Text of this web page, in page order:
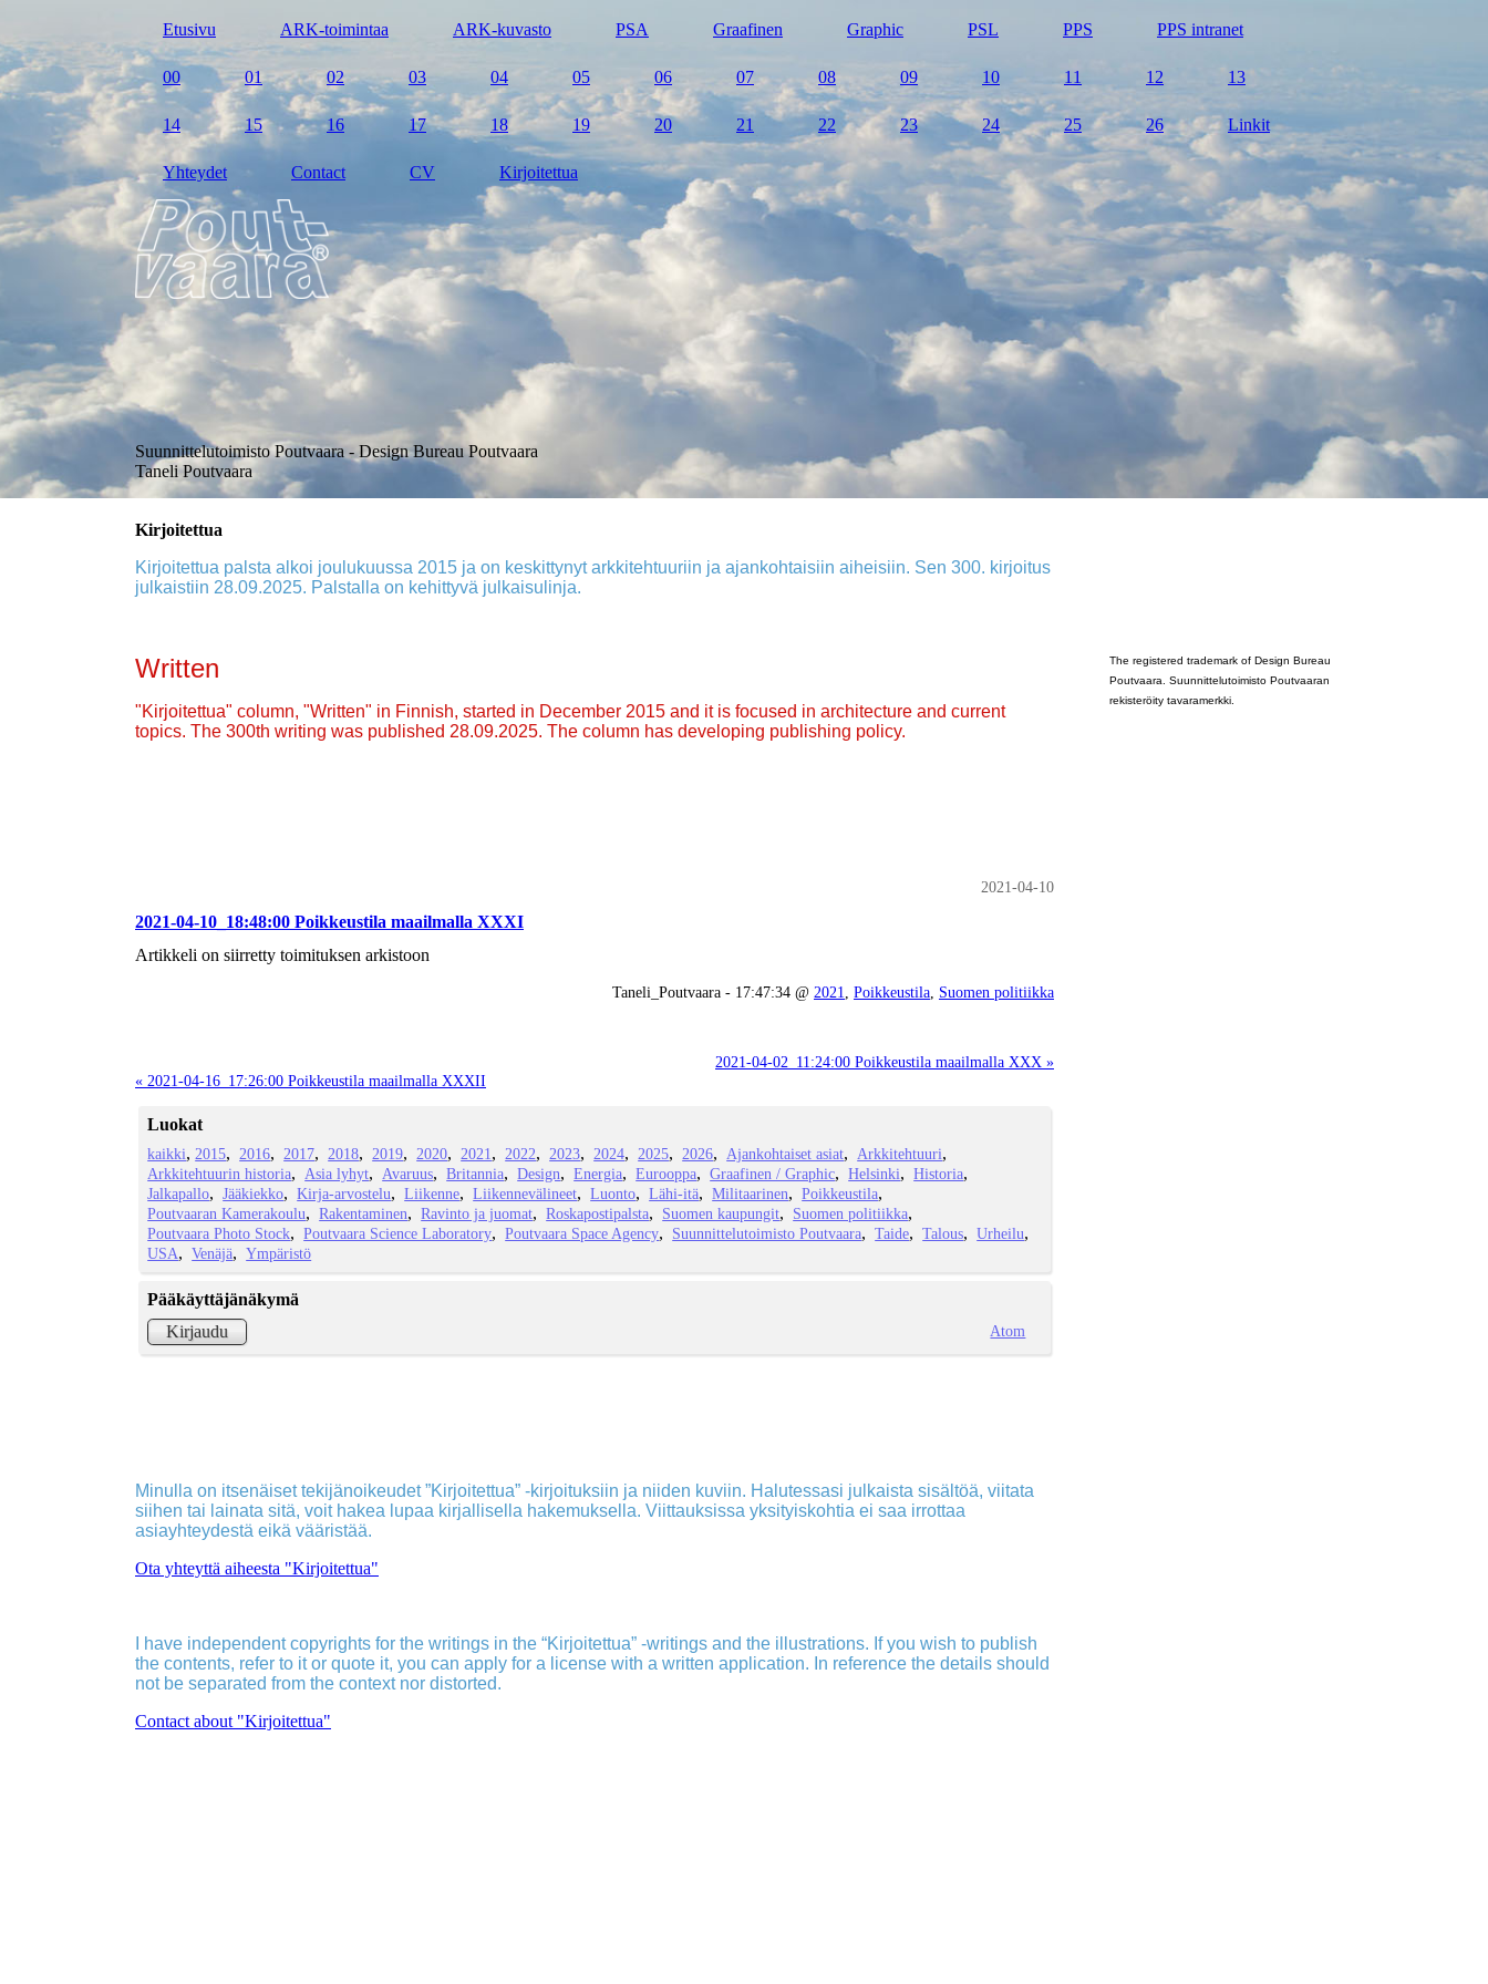
Etusivu ARK-toimintaa ARK-kuvasto PSA Graafinen Graphic PSL PPS PPS intranet
00 01 02 03 04 05 06 07 08 09 10 11 12 13
14 15 16 17 18 19 20 21 22 23 24 25 26 Linkit
Yhteydet Contact CV Kirjoitettua
Suunnittelutoimisto Poutvaara - Design Bureau Poutvaara
Taneli Poutvaara
Kirjoitettua
Kirjoitettua palsta alkoi joulukuussa 2015 ja on keskittynyt arkkitehtuuriin ja ajankohtaisiin aiheisiin. Sen 300. kirjoitus
julkaistiin 28.09.2025. Palstalla on kehittyvä julkaisulinja.
Written
"Kirjoitettua" column, "Written" in Finnish, started in December 2015 and it is focused in architecture and current
topics. The 300th writing was published 28.09.2025. The column has developing publishing policy.
2021-04-10
2021-04-10_18:48:00 Poikkeustila maailmalla XXXI
Artikkeli on siirretty toimituksen arkistoon
Taneli_Poutvaara - 17:47:34 @ 2021 Poikkeustila Suomen politiikka
2021-04-02_11:24:00 Poikkeustila maailmalla XXX »
« 2021-04-16_17:26:00 Poikkeustila maailmalla XXXII
Luokat
kaikki 2015 2016 2017 2018 2019 2020 2021 2022 2023 2024 2025 2026 Ajankohtaiset asiat
Arkkitehtuuri
Arkkitehtuurin historia
Asia lyhyt Avaruus Britannia Design Energia Eurooppa Graafinen / Graphic Helsinki
Historia
Jalkapallo
Jääkiekko Kirja-arvostelu Liikenne Liikennevälineet Luonto Lähi-itä Militaarinen
Poikkeustila
Poutvaaran Kamerakoulu
Rakentaminen Ravinto ja juomat Roskapostipalsta Suomen kaupungit
Suomen politiikka
Poutvaara Photo Stock
Poutvaara Science Laboratory Poutvaara Space Agency Suunnittelutoimisto Poutvaara Taide Talous
Urheilu
USA
Venäjä Ympäristö
Pääkäyttäjänäkymä
Kirjaudu
Atom
Minulla on itsenäiset tekijänoikeudet ”Kirjoitettua” -kirjoituksiin ja niiden kuviin. Halutessasi julkaista sisältöä, viitata
siihen tai lainata sitä, voit hakea lupaa kirjallisella hakemuksella. Viittauksissa yksityiskohtia ei saa irrottaa
asiayhteydestä eikä vääristää.
Ota yhteyttä aiheesta "Kirjoitettua"
I have independent copyrights for the writings in the “Kirjoitettua” -writings and the illustrations. If you wish to publish
the contents, refer to it or quote it, you can apply for a license with a written application. In reference the details should
not be separated from the context nor distorted.
Contact about "Kirjoitettua"
The registered trademark of Design Bureau
Poutvaara. Suunnittelutoimisto Poutvaaran
rekisteröity tavaramerkki.